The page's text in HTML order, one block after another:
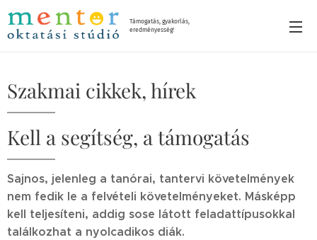
Támogatás, gyakorlás,
eredményesség!
Szakmai cikkek, hírek
Kell a segítség, a támogatás
Sajnos, jelenleg a tanórai, tantervi követelmények
nem fedik le a felvételi követelményeket. Másképp
kell teljesíteni, addig sose látott feladattípusokkal
találkozhat a nyolcadikos diák.